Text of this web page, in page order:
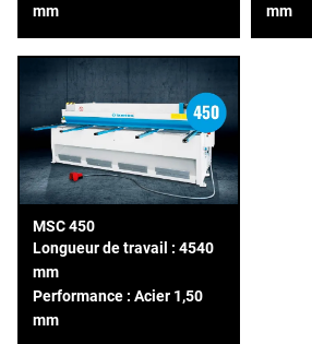
mm
mm
MSC 450
Longueur de travail : 4540
mm
Performance : Acier 1,50
mm